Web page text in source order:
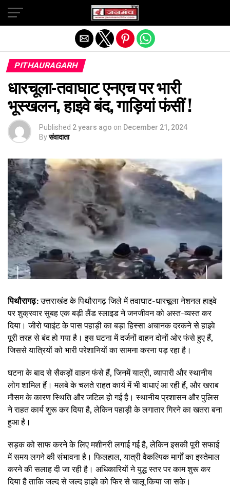
PITHAURAGARH
धारचूला-तवाघाट एनएच पर भारी
भूस्खलन, हाइवे बंद, गाड़ियां फंसीं !
Published 2 years ago on December 21, 2024
Byसंवादाता
पिथौरागढ़:उत्तराखंड के पिथौरागढ़ जिले में तवाघाट-धारचूला नेशनल हाइवे
पर शुक्रवार सुबह एक बड़ी लैंड स्लाइड ने जनजीवन को अस्त-व्यस्त कर
दिया। जीरो प्वाइंट के पास पहाड़ी का बड़ा हिस्सा अचानक दरकने से हाइवे
पूरी तरह से बंद हो गया है। इस घटना में दर्जनों वाहन दोनों ओर फंसे हुए हैं,
जिससे यात्रियों को भारी परेशानियों का सामना करना पड़ रहा है।
घटना के बाद से सैकड़ों वाहन फंसे हैं, जिनमें यात्री, व्यापारी और स्थानीय
लोग शामिल हैं। मलबे के चलते राहत कार्य में भी बाधाएं आ रही हैं, और खराब
मौसम के कारण स्थिति और जटिल हो गई है। स्थानीय प्रशासन और पुलिस
ने राहत कार्य शुरू कर दिया है, लेकिन पहाड़ी के लगातार गिरने का खतरा बना
हुआ है।
सड़क को साफ करने के लिए मशीनरी लगाई गई है, लेकिन इसकी पूरी सफाई
में समय लगने की संभावना है। फिलहाल, यात्री वैकल्पिक मार्गों का इस्तेमाल
करने की सलाह दी जा रही है। अधिकारियों ने युद्ध स्तर पर काम शुरू कर
दिया है ताकि जल्द से जल्द हाइवे को फिर से चालू किया जा सके।
Exit mobile version